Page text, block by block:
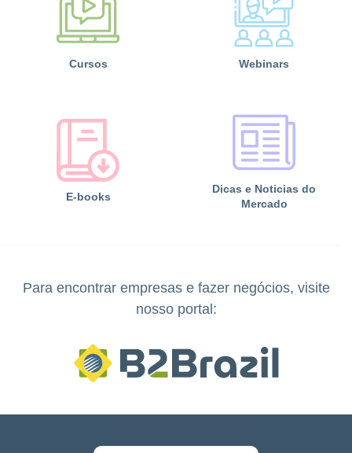
Cursos Webinars
E-books
Dicas e Noticias do
Mercado
Para encontrar empresas e fazer negócios, visite
nosso portal: